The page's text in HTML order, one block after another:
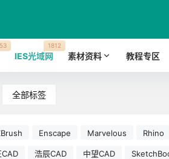
IES光域网
1812
素材资料 教程专区
全部标签
Enscape Marvelous Rhino
浩辰CAD 中望CAD